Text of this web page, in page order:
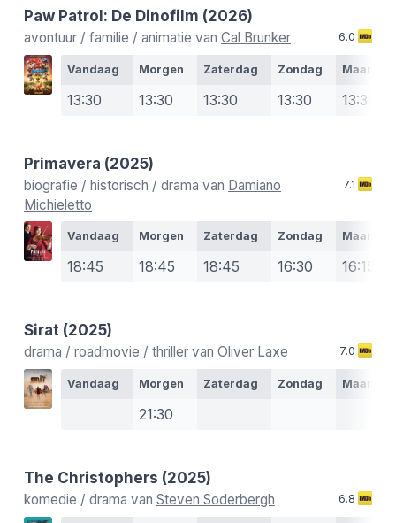
Paw Patrol: De Dinofilm (2026)
avontuur / familie / animatie van Cal Brunker 6.0
Vandaag Morgen Zaterdag Zondag Maandag
13:30 13:30 13:30 13:30 13:30
Primavera (2025)
biografie / historisch / drama van Damiano
Michieletto
7.1
Vandaag Morgen Zaterdag Zondag Maandag
18:45 18:45 18:45 16:30 16:15
Sirat (2025)
drama / roadmovie / thriller van Oliver Laxe 7.0
Vandaag Morgen Zaterdag Zondag Maandag
21:30
The Christophers (2025)
komedie / drama van Steven Soderbergh 6.8